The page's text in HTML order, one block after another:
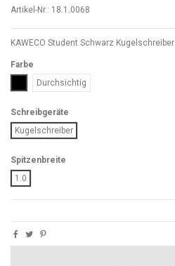
Artikel-Nr.: 18.1.0068
KAWECO Student Schwarz Kugelschreiber
Farbe
SchwarzDurchsichtig
Schreibgeräte
Kugelschreiber
Spitzenbreite
1.0